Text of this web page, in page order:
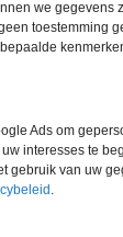
we gegevens
toestemming
Ads om
interesses te
gebruik van uw
.
is uitermate